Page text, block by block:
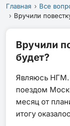
Главная Все
Вручили
Вручили
будет?
Являюсь НГМ.
поездом
месяц от
итогу